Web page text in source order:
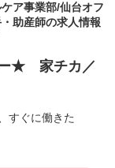
ア事業部/仙台オフ
助産師の求人情報
ー★ 家チカ／
すぐに働きた